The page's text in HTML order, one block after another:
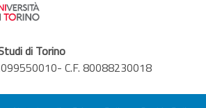
di Torino
C.F. 80088230018